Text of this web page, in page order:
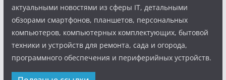
актуальными новостями из сферы IT, детальными
обзорами смартфонов, планшетов, персональных
компьютеров, компьютерных комплектующих, бытовой
техники и устройств для ремонта, сада и огорода,
программного обеспечения и периферийных устройств.